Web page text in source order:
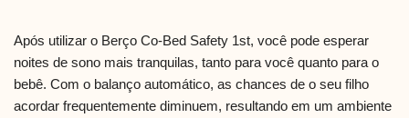
Após utilizar o Berço Co-Bed Safety 1st, você pode esperar
noites de sono mais tranquilas, tanto para você quanto para o
bebê. Com o balanço automático, as chances de o seu filho
acordar frequentemente diminuem, resultando em um ambiente